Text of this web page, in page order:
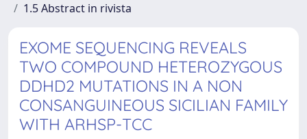
1.5 Abstract in rivista
EXOME SEQUENCING REVEALS
TWO COMPOUND HETEROZYGOUS
DDHD2 MUTATIONS IN A NON
CONSANGUINEOUS SICILIAN FAMILY
WITH ARHSP-TCC